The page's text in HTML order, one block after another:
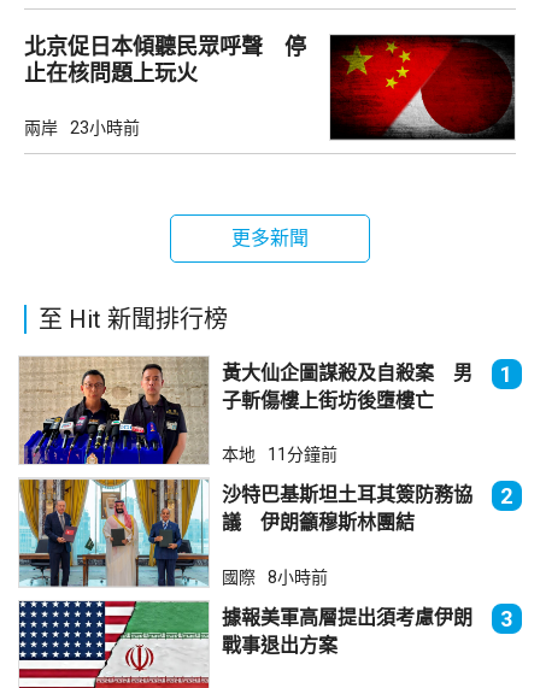
北京促日本傾聽民眾呼聲 停
止在核問題上玩火
兩岸 23小時前
更多新聞
至 Hit 新聞排行榜
黃大仙企圖謀殺及自殺案 男
子斬傷樓上街坊後墮樓亡
1
本地 11分鐘前
沙特巴基斯坦土耳其簽防務協
議 伊朗籲穆斯林團結
2
國際 8小時前
據報美軍高層提出須考慮伊朗
戰事退出方案
3